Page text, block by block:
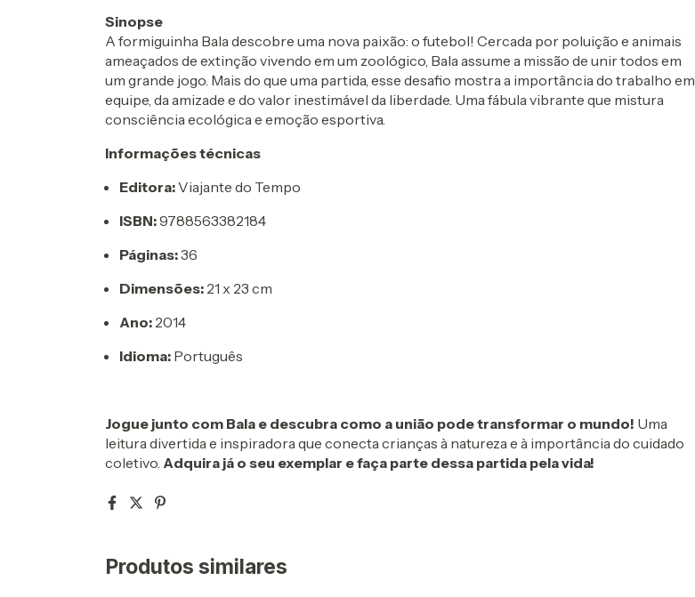
Sinopse
A formiguinha Bala descobre uma nova paixão: o futebol! Cercada por poluição e animais
ameaçados de extinção vivendo em um zoológico, Bala assume a missão de unir todos em
um grande jogo. Mais do que uma partida, esse desafio mostra a importância do trabalho em
equipe, da amizade e do valor inestimável da liberdade. Uma fábula vibrante que mistura
consciência ecológica e emoção esportiva.
Informações técnicas
Editora:Viajante do Tempo
ISBN:9788563382184
Páginas:36
Dimensões: 21 x 23 cm
Ano: 2014
Idioma: Português
Jogue junto com Bala e descubra como a união pode transformar o mundo! Uma
leitura divertida e inspiradora que conecta crianças à natureza e à importância do cuidado
coletivo. Adquira já o seu exemplar e faça parte dessa partida pela vida!
Produtos similares